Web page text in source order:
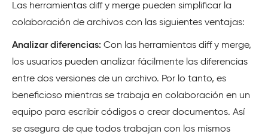
Las herramientas diff y merge pueden simplificar la
colaboración de archivos con las siguientes ventajas:
Analizar diferencias: Con las herramientas diff y merge,
los usuarios pueden analizar fácilmente las diferencias
entre dos versiones de un archivo. Por lo tanto, es
beneficioso mientras se trabaja en colaboración en un
equipo para escribir códigos o crear documentos. Así
se asegura de que todos trabajan con los mismos